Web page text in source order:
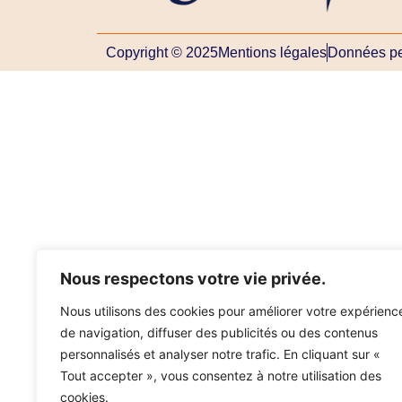
Nous respectons votre vie privée.
Nous utilisons des cookies pour améliorer votre
de navigation, diffuser des publicités ou des contenus
personnalisés et analyser notre trafic. En cliquant sur «
Tout accepter », vous consentez à notre utilisation des
cookies.
Copyright © 2025Mentions légales Données